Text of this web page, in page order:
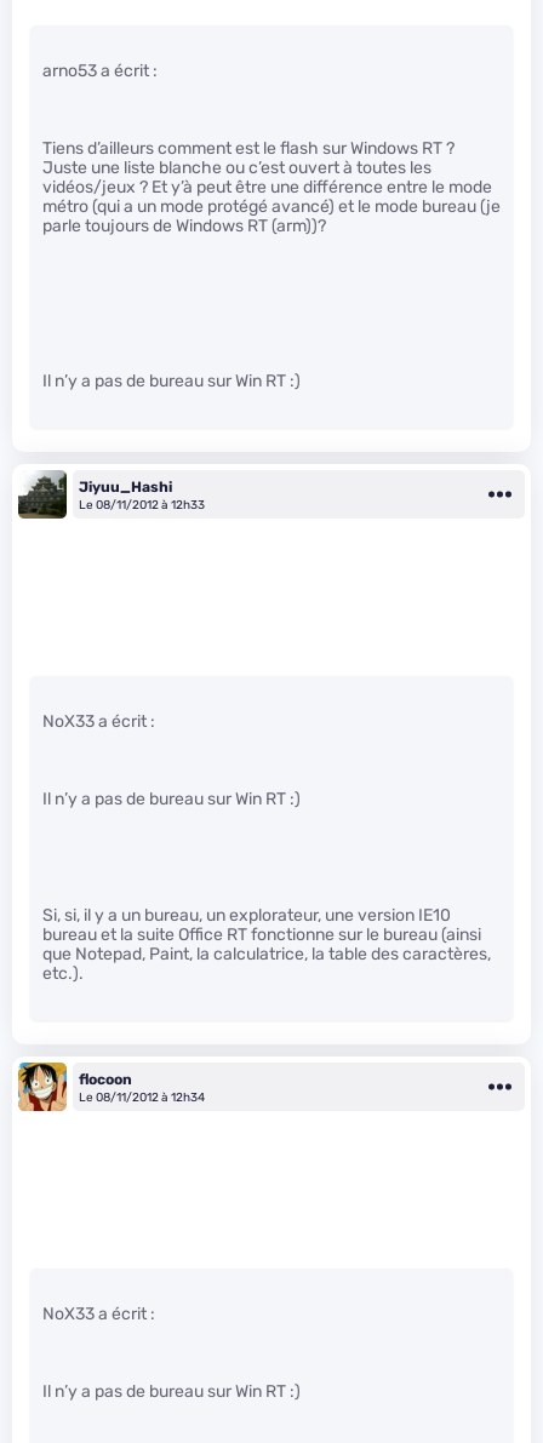
arno53 a écrit :
Tiens d’ailleurs comment est le flash sur Windows RT ?
Juste une liste blanche ou c’est ouvert à toutes les
vidéos/jeux ? Et y’à peut être une différence entre le mode
métro (qui a un mode protégé avancé) et le mode bureau (je
parle toujours de Windows RT (arm))?
Il n’y a pas de bureau sur Win RT :)
Jiyuu_Hashi
Le 08/11/2012 à 12h33
NoX33 a écrit :
Il n’y a pas de bureau sur Win RT :)
Si, si, il y a un bureau, un explorateur, une version IE10
bureau et la suite Office RT fonctionne sur le bureau (ainsi
que Notepad, Paint, la calculatrice, la table des caractères,
etc.).
flocoon
Le 08/11/2012 à 12h34
NoX33 a écrit :
Il n’y a pas de bureau sur Win RT :)